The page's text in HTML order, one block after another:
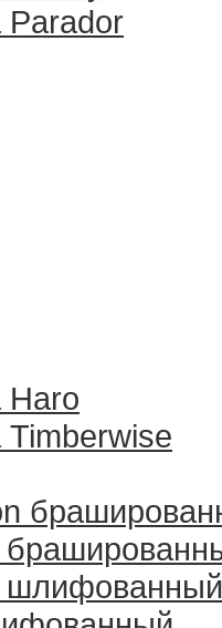
Parador
Haro
Timberwise
шлифованный